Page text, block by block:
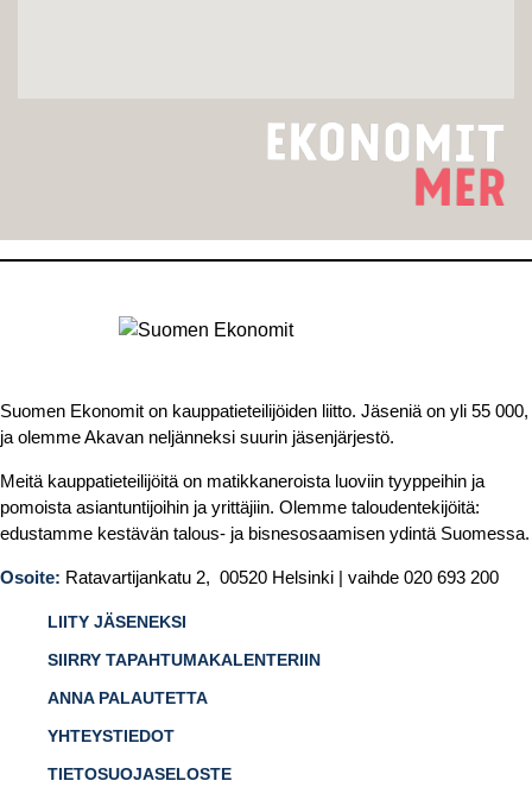
Suomen Ekonomit on kauppatieteilijöiden liitto. Jäseniä on yli 55 000,
ja olemme Akavan neljänneksi suurin jäsenjärjestö.
Meitä kauppatieteilijöitä on matikkaneroista luoviin tyyppeihin ja
pomoista asiantuntijoihin ja yrittäjiin. Olemme taloudentekijöitä:
edustamme kestävän talous- ja bisnesosaamisen ydintä Suomessa.
Osoite: Ratavartijankatu 2, 00520 Helsinki | vaihde 020 693 200
LIITY JÄSENEKSI
SIIRRY TAPAHTUMAKALENTERIIN
ANNA PALAUTETTA
YHTEYSTIEDOT
TIETOSUOJASELOSTE